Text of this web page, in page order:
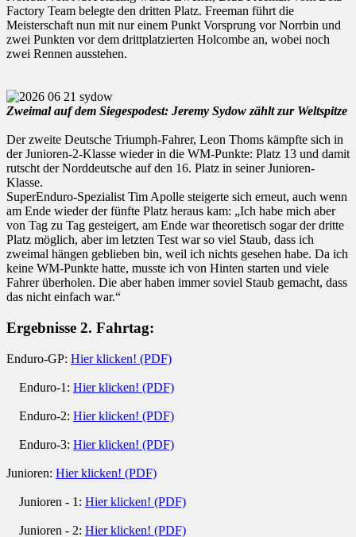
Factory Team belegte den dritten Platz. Freeman führt die
Meisterschaft nun mit nur einem Punkt Vorsprung vor Norrbin und
zwei Punkten vor dem drittplatzierten Holcombe an, wobei noch
zwei Rennen ausstehen.
Zweimal auf dem Siegespodest: Jeremy Sydow zählt zur Weltspitze
Der zweite Deutsche Triumph-Fahrer, Leon Thoms kämpfte sich in
der Junioren-2-Klasse wieder in die WM-Punkte: Platz 13 und damit
rutscht der Norddeutsche auf den 16. Platz in seiner Junioren-
Klasse.
SuperEnduro-Spezialist Tim Apolle steigerte sich erneut, auch wenn
am Ende wieder der fünfte Platz heraus kam: „Ich habe mich aber
von Tag zu Tag gesteigert, am Ende war theoretisch sogar der dritte
Platz möglich, aber im letzten Test war so viel Staub, dass ich
zweimal hängen geblieben bin, weil ich nichts gesehen habe. Da ich
keine WM-Punkte hatte, musste ich von Hinten starten und viele
Fahrer überholen. Die aber haben immer soviel Staub gemacht, dass
das nicht einfach war.“
Ergebnisse 2. Fahrtag:
Enduro-GP: Hier klicken! (PDF)
Enduro-1: Hier klicken! (PDF)
Enduro-2: Hier klicken! (PDF)
Enduro-3: Hier klicken! (PDF)
Junioren: Hier klicken! (PDF)
Junioren - 1: Hier klicken! (PDF)
Junioren - 2: Hier klicken! (PDF)